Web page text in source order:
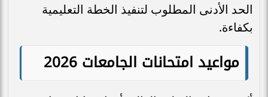
الحد الأدنى المطلوب لتنفيذ الخطة التعليمية
بكفاءة.
مواعيد امتحانات الجامعات 2026